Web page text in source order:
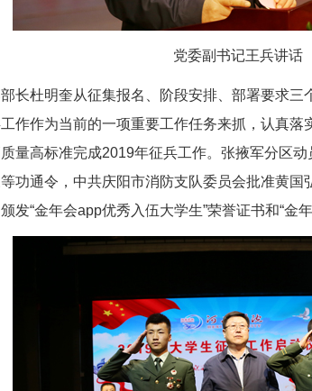
党委副书记王兵讲话
长杜明奎从征集报名、阶段安排、部署要求
作作为当前的一项重要工作任务来抓，认真落
量高标准完成2019年征兵工作。张掖军分区
通令，中共庆阳市消防支队委员会批准
发“金年会app优秀入伍大学生”荣誉证书和“金